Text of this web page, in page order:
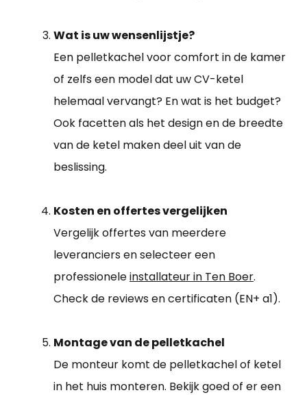
Wat is uw wensenlijstje?
Een pelletkachel voor comfort in de kamer
of zelfs een model dat uw CV-ketel
helemaal vervangt? En wat is het budget?
Ook facetten als het design en de breedte
van de ketel maken deel uit van de
beslissing.
Kosten en offertes vergelijken
Vergelijk offertes van meerdere
leveranciers en selecteer een
professioneleinstallateur in Ten Boer.
Check de reviews en certificaten (EN+ a1).
Montage van de pelletkachel
De monteur komt de pelletkachel of ketel
in het huis monteren. Bekijk goed of er een